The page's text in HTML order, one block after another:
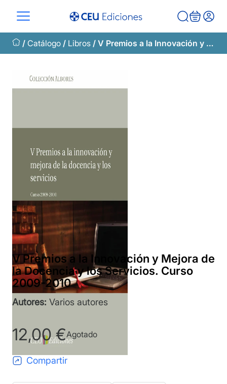
contenido
/ Catálogo / Libros / V Premios a la Innovación y Mejora de la Docencia y los Servicios. Curso 2009-2010
V Premios a la Innovación y Mejora de
la Docencia y los Servicios. Curso
2009-2010
Autores: Varios autores
12,00€Agotado
Compartir